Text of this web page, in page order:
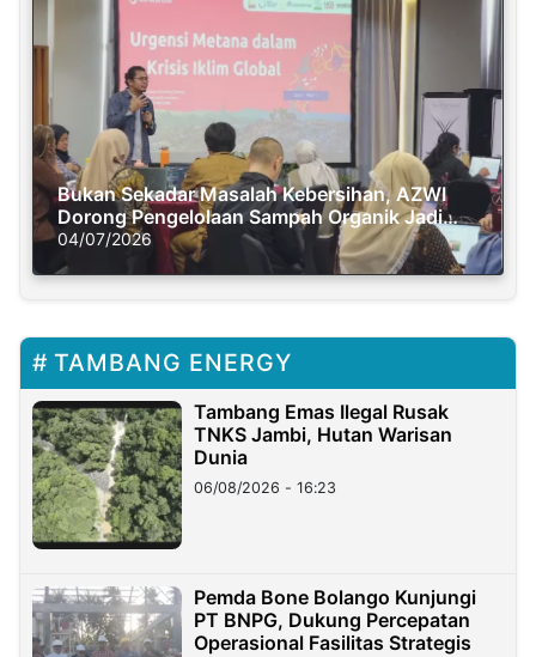
Bukan Sekadar Masalah Kebersihan, AZWI
Dorong Pengelolaan Sampah Organik Jadi
Solusi Krisis Iklim
04/07/2026
TAMBANG ENERGY
Tambang Emas Ilegal Rusak
TNKS Jambi, Hutan Warisan
Dunia
06/08/2026 - 16:23
Pemda Bone Bolango Kunjungi
PT BNPG, Dukung Percepatan
Operasional Fasilitas Strategis